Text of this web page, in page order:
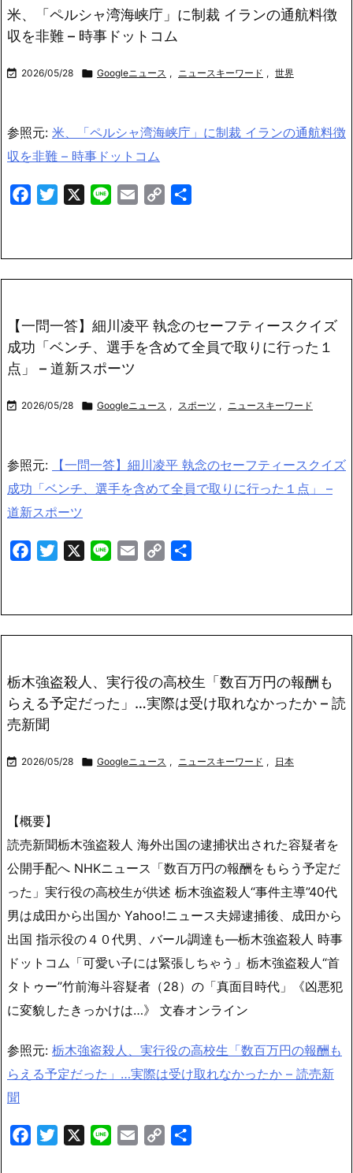
米、「ペルシャ湾海峡庁」に制裁 イランの通航料徴
収を非難 – 時事ドットコム
 2026/05/28  Googleニュース , ニュースキーワード , 世界
参照元: 米、「ペルシャ湾海峡庁」に制裁 イランの通航料徴
収を非難 – 時事ドットコム
FacebookTwitter Line Email
Copy
【一問一答】細川凌平 執念のセーフティースクイズ
成功「ベンチ、選手を含めて全員で取りに行った１
点」 – 道新スポーツ
 2026/05/28  Googleニュース , スポーツ , ニュースキーワード
参照元:
【一問一答】細川凌平 執念のセーフティースクイズ
成功「ベンチ、選手を含めて全員で取りに行った１点」 –
道新スポーツ
FacebookTwitter Line Email
Copy
栃木強盗殺人、実行役の高校生「数百万円の報酬も
らえる予定だった」…実際は受け取れなかったか – 読
売新聞
 2026/05/28  Googleニュース , ニュースキーワード , 日本
【概要】
読売新聞栃木強盗殺人 海外出国の逮捕状出された容疑者を
公開手配へ NHKニュース「数百万円の報酬をもらう予定だ
った」実行役の高校生が供述 栃木強盗殺人“事件主導”40代
男は成田から出国か Yahoo!ニュース夫婦逮捕後、成田から
出国 指示役の４０代男、バール調達も―栃木強盗殺人 時事
ドットコム「可愛い子には緊張しちゃう」栃木強盗殺人“首
タトゥー”竹前海斗容疑者（28）の「真面目時代」《凶悪犯
に変貌したきっかけは…》 文春オンライン
参照元: 栃木強盗殺人、実行役の高校生「数百万円の報酬も
らえる予定だった」…実際は受け取れなかったか – 読売新
聞
FacebookTwitter Line Email
Copy